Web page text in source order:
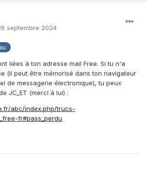
septembre 2024
liées à ton adresse mail Free. Si tu n'a
(il peut être mémorisé dans ton navigateur
de messagerie électronique), tu peux
JC_ET (merci à lui) :
abc/index.php/trucs-
fr#pass_perdu